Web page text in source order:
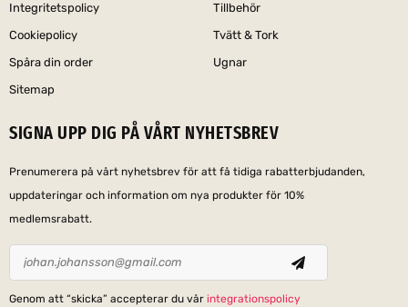
Integritetspolicy
Cookiepolicy
Spåra din order
Sitemap
Tillbehör
Tvätt & Tork
Ugnar
SIGNA UPP DIG PÅ VÅRT NYHETSBREV
Prenumerera på vårt nyhetsbrev för att få tidiga rabatterbjudanden,
uppdateringar och information om nya produkter för 10%
medlemsrabatt.
Genom att “skicka” accepterar du vår integrationspolicy